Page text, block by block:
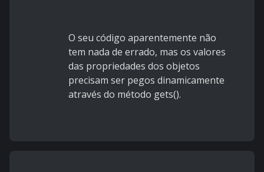
O seu código aparentemente não
tem nada de errado, mas os valores
das propriedades dos objetos
precisam ser pegos dinamicamente
através do método gets().